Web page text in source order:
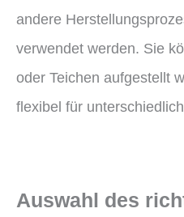
andere
verwendet werden. Sie
oder Teichen aufgestellt
flexibel für
Auswahl des